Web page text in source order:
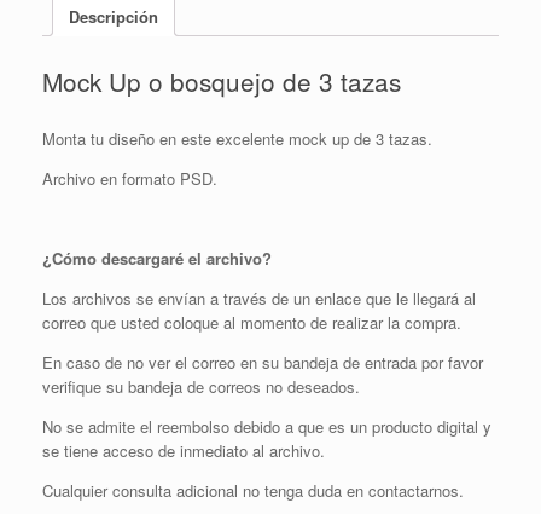
Descripción
Mock Up o bosquejo de 3 tazas
Monta tu diseño en este excelente mock up de 3 tazas.
Archivo en formato PSD.
¿Cómo descargaré el archivo?
Los archivos se envían a través de un enlace que le llegará al
correo que usted coloque al momento de realizar la compra.
En caso de no ver el correo en su bandeja de entrada por favor
verifique su bandeja de correos no deseados.
No se admite el reembolso debido a que es un producto digital y
se tiene acceso de inmediato al archivo.
Cualquier consulta adicional no tenga duda en contactarnos.